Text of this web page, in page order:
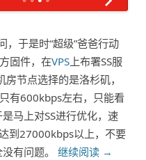
于是时“超级”爸爸行动
固件，在VPS 上布署SS服
节点选择的是洛杉矶，
有600kbps左右，只能看
马上对SS进行优化，速
到27000kbps以上，不要
没有问题。继续阅读 →